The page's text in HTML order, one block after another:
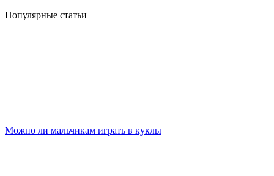
Популярные статьи
Можно ли мальчикам играть в куклы